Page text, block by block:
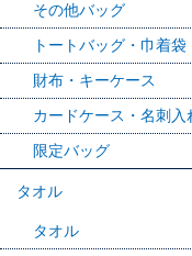
その他バッグ
トートバッグ・巾着袋
財布・キーケース
カードケース・名刺入
限定バッグ
タオル
タオル